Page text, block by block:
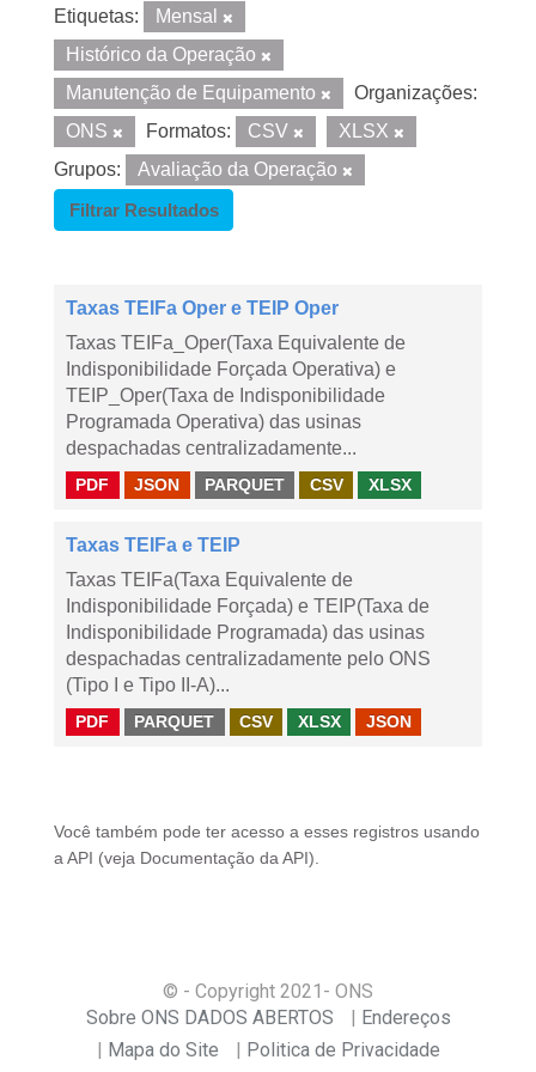
Etiquetas:
Mensal
Histórico da Operação
Manutenção de Equipamento
Organizações:
ONS
Formatos: CSV
XLSX
Grupos:
Avaliação da Operação
Filtrar Resultados
Taxas TEIFa Oper e TEIP Oper
Taxas TEIFa_Oper(Taxa Equivalente de
Indisponibilidade Forçada Operativa) e
TEIP_Oper(Taxa de Indisponibilidade
Programada Operativa) das usinas
despachadas centralizadamente...
PDF JSON PARQUET CSV XLSX
Taxas TEIFa e TEIP
Taxas TEIFa(Taxa Equivalente de
Indisponibilidade Forçada) e TEIP(Taxa de
Indisponibilidade Programada) das usinas
despachadas centralizadamente pelo ONS
(Tipo I e Tipo II-A)...
PDF PARQUET CSV XLSX JSON
Você também pode ter acesso a esses registros usando
a API (veja Documentação da API ).
© - Copyright 2021 - ONS
Sobre ONS DADOS ABERTOS
Endereços
Mapa do Site
Politica de Privacidade